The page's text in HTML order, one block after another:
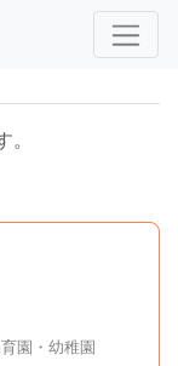
園・幼稚園